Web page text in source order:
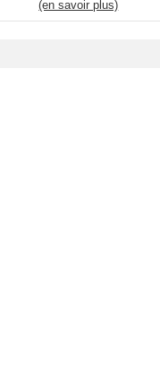
(en savoir plus)